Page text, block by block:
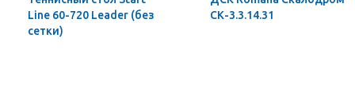
Line 60-720 Leader (без
сетки)
СК-3.3.14.31